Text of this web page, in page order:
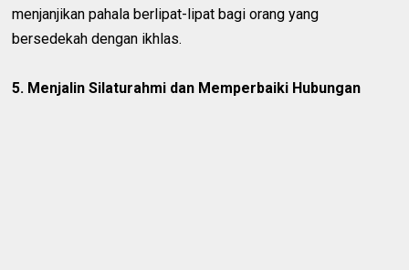
menjanjikan pahala berlipat-lipat bagi orang yang
bersedekah dengan ikhlas.
5. Menjalin Silaturahmi dan Memperbaiki Hubungan